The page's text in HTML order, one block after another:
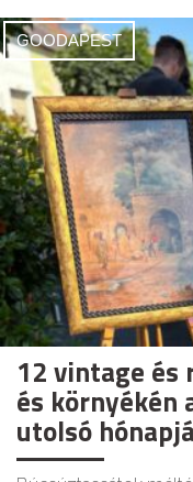
GOODAPEST
12 vintage és
és környékén
utolsó